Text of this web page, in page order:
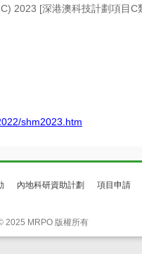
2023 [深港澳科技計劃項目
shm2023.htm
內地科研資助計劃 項目申請
2025 MRPO 版權所有